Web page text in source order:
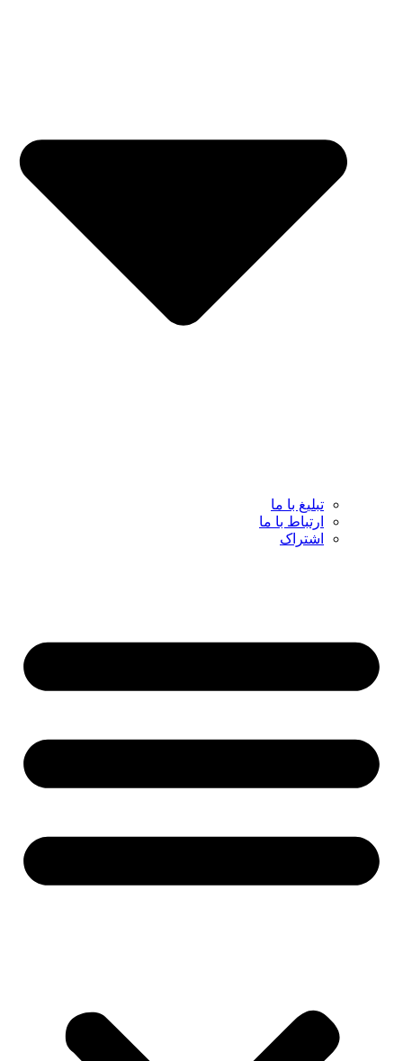
تبلیغ با ما
ارتباط با ما
اشتراک